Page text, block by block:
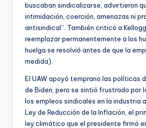
buscaban sindicalizarse, advirtieron
intimidación, coerción, amenazas ni
antisindical”. También criticó a
reemplazar permanentemente a los
huelga se resolvió antes de que la
medida).
El UAW apoyó temprano las políticas
de Biden, pero se sintió frustrado por
los empleos sindicales en la industria
Ley de Reducción de la Inflación, el
ley climático que el presidente firmó